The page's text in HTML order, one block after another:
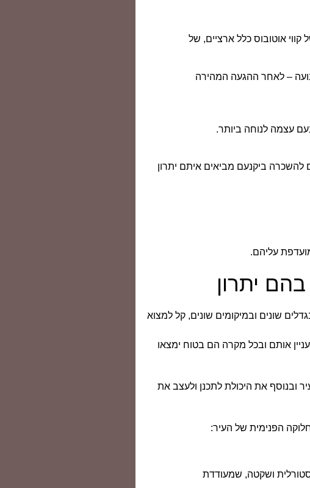
אוטובוס כלל ארציים, של
– לאחר ההגעה המהירה
עצמה לנוחה ביותר.
להשכרה ביקנעם מביאים איתם יתרון
עליהם.
יתרון
שונים ובמיקומים שונים, קל למצוא
אותם ובכל מקרה הם בטוח ימצאו
ובנוסף את היכולת לתכנן ולעצב את
הפנימית של העיר:
ושקטה, שמעודדת